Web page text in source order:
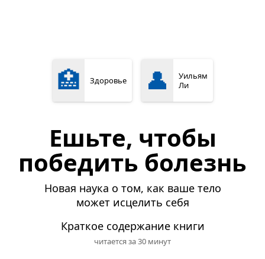
🏥 Здоровье 👤
Уильям
Ли
Ешьте, чтобы
победить болезнь
Новая наука о том, как ваше тело
может исцелить себя
Краткое содержание книги
читается за 30 минут